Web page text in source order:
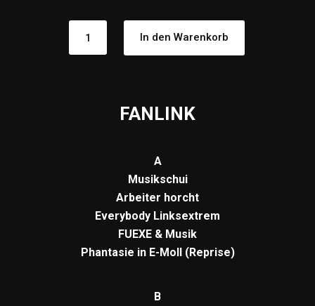
FUEXE
In den Warenkorb
FANLINK
A
Musikschui
Arbeiter horcht
Everybody Linksextrem
FUEXE & Musik
Phantasie in E-Moll (Reprise)
B